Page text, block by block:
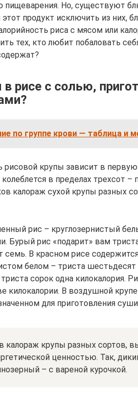
пищеварения. Но, существуют
продукт исключить из них,
риса с мясом или
тех, кто любит побаловать
рисе с солью,
по группе крови — таблица и
рисовой крупы зависит в
в пределах трехсот –
калораж сухой крупы разных
рис – круглозернистый
Бурый рис «подарит» вам
семь. В красном рисе
белом – триста шестьдесят
сорок одна килокалория.
килокалории. В воздушной
для приготовления
калораж крупы разных сортов,
ценностью. Так,
– с вареной курочкой.